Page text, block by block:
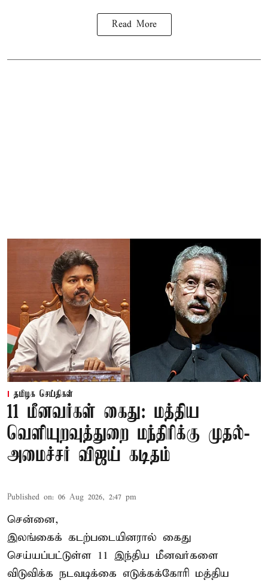
Read More
தமிழக செய்திகள்
11 மீனவர்கள் கைது: மத்திய
வெளியுறவுத்துறை மந்திரிக்கு முதல்-
அமைச்சர் விஜய் கடிதம்
Published on: 06 Aug 2026, 2:47 pm
சென்னை,
இலங்கைக் கடற்படையினரால் கைது
செய்யப்பட்டுள்ள 11 இந்திய மீனவர்களை
விடுவிக்க நடவடிக்கை எடுக்கக்கோரி மத்திய